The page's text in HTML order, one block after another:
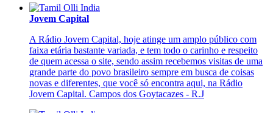
Jovem Capital
A Rádio Jovem Capital, hoje atinge um amplo público com
faixa etária bastante variada, e tem todo o carinho e respeito
de quem acessa o site, sendo assim recebemos visitas de uma
grande parte do povo brasileiro sempre em busca de coisas
novas e diferentes, que você só encontra aqui, na Rádio
Jovem Capital. Campos dos Goytacazes - R.J